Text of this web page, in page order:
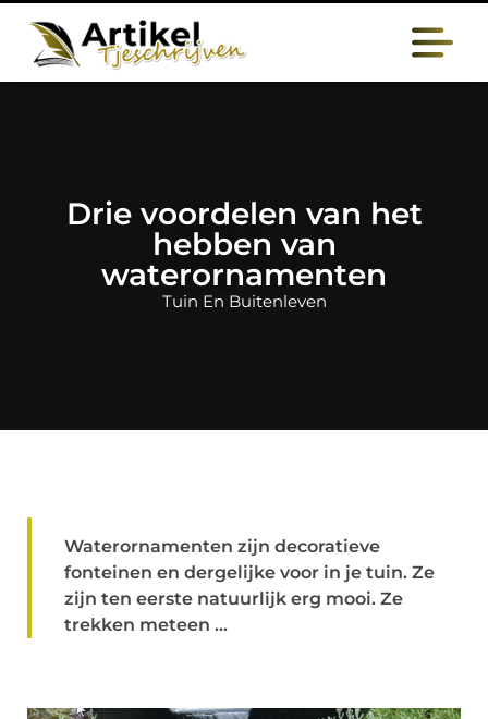
Drie voordelen van het
hebben van
waterornamenten
Tuin En Buitenleven
Waterornamenten zijn decoratieve
fonteinen en dergelijke voor in je tuin. Ze
zijn ten eerste natuurlijk erg mooi. Ze
trekken meteen ...